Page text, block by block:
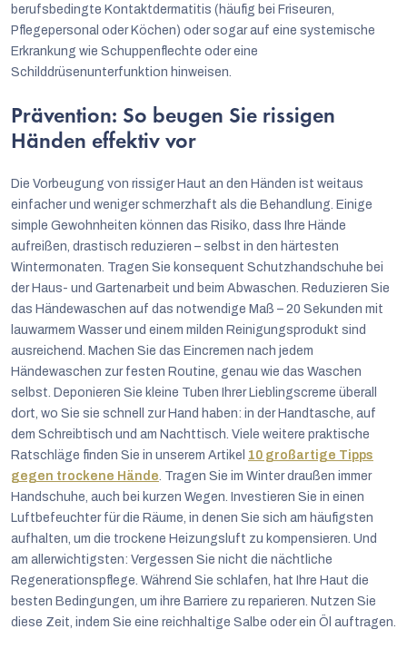
berufsbedingte Kontaktdermatitis (häufig bei Friseuren,
Pflegepersonal oder Köchen) oder sogar auf eine systemische
Erkrankung wie Schuppenflechte oder eine
Schilddrüsenunterfunktion hinweisen.
Prävention: So beugen Sie rissigen
Händen effektiv vor
Die Vorbeugung von rissiger Haut an den Händen ist weitaus
einfacher und weniger schmerzhaft als die Behandlung. Einige
simple Gewohnheiten können das Risiko, dass Ihre Hände
aufreißen, drastisch reduzieren – selbst in den härtesten
Wintermonaten. Tragen Sie konsequent Schutzhandschuhe bei
der Haus- und Gartenarbeit und beim Abwaschen. Reduzieren Sie
das Händewaschen auf das notwendige Maß – 20 Sekunden mit
lauwarmem Wasser und einem milden Reinigungsprodukt sind
ausreichend. Machen Sie das Eincremen nach jedem
Händewaschen zur festen Routine, genau wie das Waschen
selbst. Deponieren Sie kleine Tuben Ihrer Lieblingscreme überall
dort, wo Sie sie schnell zur Hand haben: in der Handtasche, auf
dem Schreibtisch und am Nachttisch. Viele weitere praktische
Ratschläge finden Sie in unserem Artikel 10 großartige Tipps
gegen trockene Hände . Tragen Sie im Winter draußen immer
Handschuhe, auch bei kurzen Wegen. Investieren Sie in einen
Luftbefeuchter für die Räume, in denen Sie sich am häufigsten
aufhalten, um die trockene Heizungsluft zu kompensieren. Und
am allerwichtigsten: Vergessen Sie nicht die nächtliche
Regenerationspflege. Während Sie schlafen, hat Ihre Haut die
besten Bedingungen, um ihre Barriere zu reparieren. Nutzen Sie
diese Zeit, indem Sie eine reichhaltige Salbe oder ein Öl auftragen.